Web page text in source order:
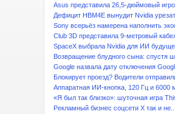
Asus представила 26,5-дюймовый
Дефицит HBM4E вынудит Nvidia
Sony всерьёз намерена наполнить
Club 3D представила 9-метровый
SpaceX выбрала Nvidia для ИИ
Возвращение блудного сына: спустя
Google назвала дату отключения
Блокирует проезд? Водители
Аппаратная ИИ-кнопка, 120 Гц и 6000
«Я был так близко»: шуточная игра
Рекламный бизнес соцсети X так и не...